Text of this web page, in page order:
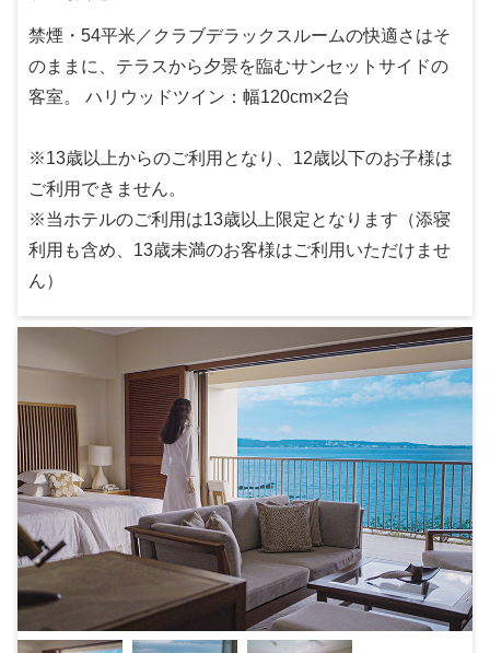
禁煙・54平米／クラブデラックスルームの快適さはそ
のままに、テラスから夕景を臨むサンセットサイドの
客室。 ハリウッドツイン：幅120cm×2台
※13歳以上からのご利用となり、12歳以下のお子様は
ご利用できません。
※当ホテルのご利用は13歳以上限定となります（添寝
利用も含め、13歳未満のお客様はご利用いただけませ
ん）